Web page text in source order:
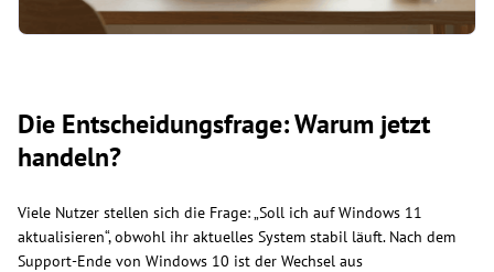
Die Entscheidungsfrage: Warum jetzt
handeln?
Viele Nutzer stellen sich die Frage: „Soll ich auf Windows 11
aktualisieren“, obwohl ihr aktuelles System stabil läuft. Nach dem
Support-Ende von Windows 10 ist der Wechsel aus